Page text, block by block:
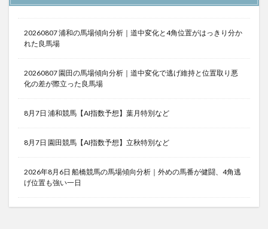
20260807 浦和の馬場傾向分析｜道中変化と4角位置がはっきり分か
れた良馬場
20260807 園田の馬場傾向分析｜道中変化で逃げ維持と位置取り悪
化の差が際立った良馬場
8月7日 浦和競馬【AI指数予想】葉月特別など
8月7日 園田競馬【AI指数予想】立秋特別など
2026年8月6日 船橋競馬の馬場傾向分析｜外めの馬番が健闘、4角逃
げ位置も強い一日